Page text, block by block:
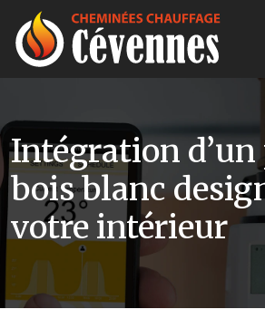
Intégration d’un
bois blanc
votre intérieur